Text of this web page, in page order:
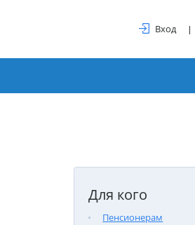
Вход
Для кого
Пенсионерам